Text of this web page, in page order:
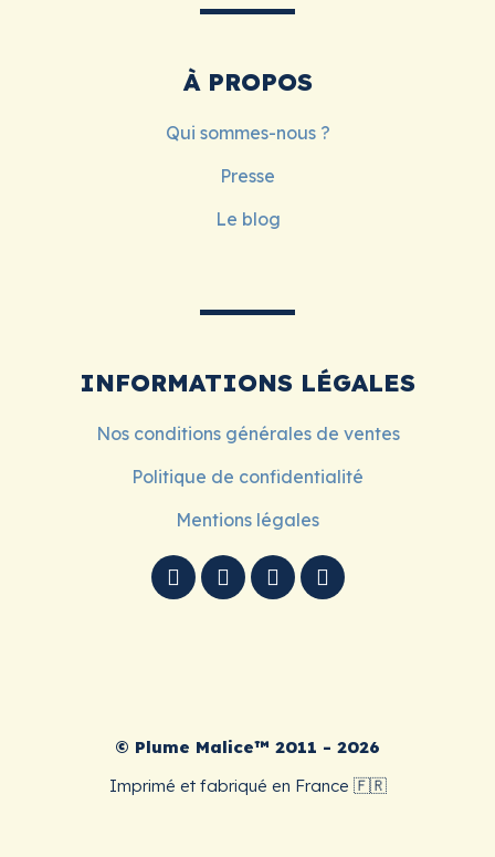
À PROPOS
Qui sommes-nous ?
Presse
Le blog
INFORMATIONS LÉGALES
Nos conditions générales de ventes
Politique de confidentialité
Mentions légales
© Plume Malice™ 2011 - 2026
Imprimé et fabriqué en France 🇫🇷